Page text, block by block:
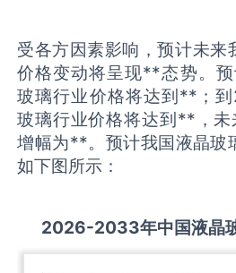
受各方因素影响，预计未来
价格变动将呈现**态势。
玻璃行业价格将达到**；
玻璃行业价格将达到**，
增幅为**。预计我国液晶玻
如下图所示：
2026-2033年中国液晶